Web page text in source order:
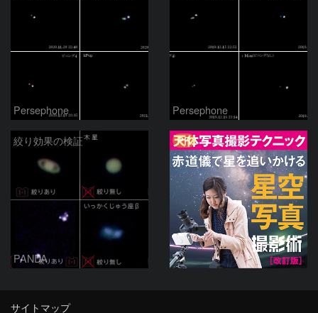
Persephone Persephone
絞り効果の検証
PANDA
PR
サイトマップ